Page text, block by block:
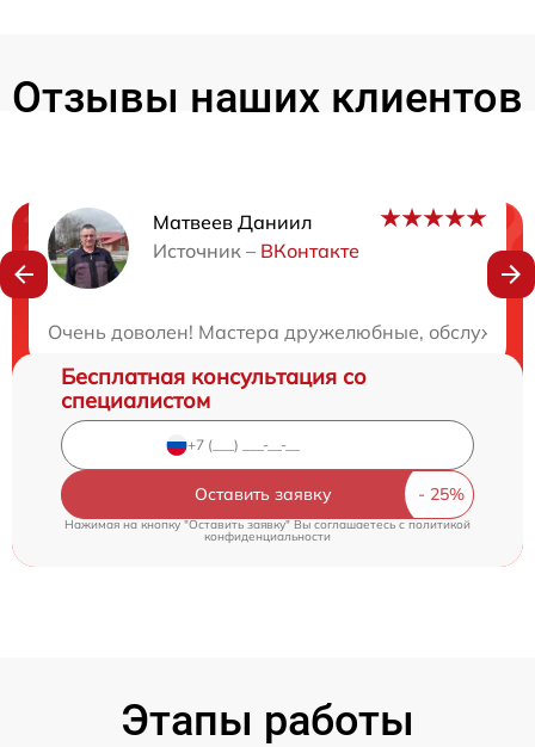
Отзывы наших клиентов
Матвеев Даниил
Источник – ВКонтакте
Очень доволен! Мастера дружелюбные,
Нужна консультация?
Бесплатная консультация со
специалистом
Оставить заявку
Нажимая на кнопку "Оставить заявку" Вы соглашаетесь cполитикой
конфиденциальности
Этапы работы